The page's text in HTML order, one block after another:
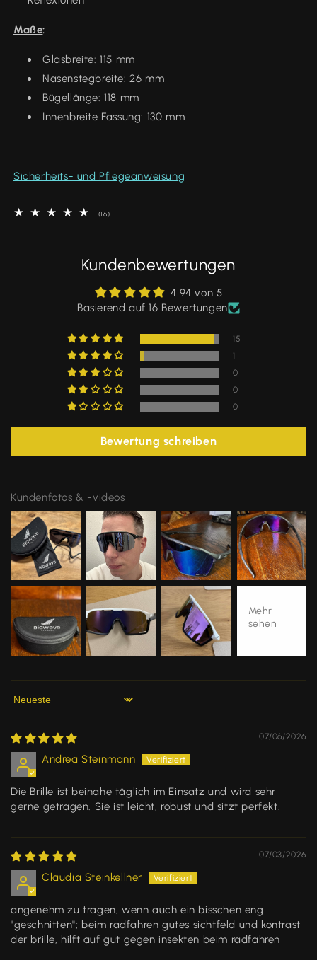
Maße:
Glasbreite: 115 mm
Nasenstegbreite: 26 mm
Bügellänge: 118 mm
Innenbreite Fassung: 130 mm
Sicherheits- und Pflegeanweisung
(16)16
Kundenbewertungen
4.94 von 5
Basierend auf 16 Bewertungen
15
1
0
0
0
Bewertung schreiben
Kundenfotos & -videos
Sort by
07/06/2026
Andrea Steinmann
Die Brille ist beinahe täglich im Einsatz und wird sehr
gerne getragen. Sie ist leicht, robust und sitzt perfekt.
07/03/2026
Claudia Steinkellner
angenehm zu tragen, wenn auch ein bisschen eng
"geschnitten"; beim radfahren gutes sichtfeld und kontrast
der brille, hilft auf gut gegen insekten beim radfahren